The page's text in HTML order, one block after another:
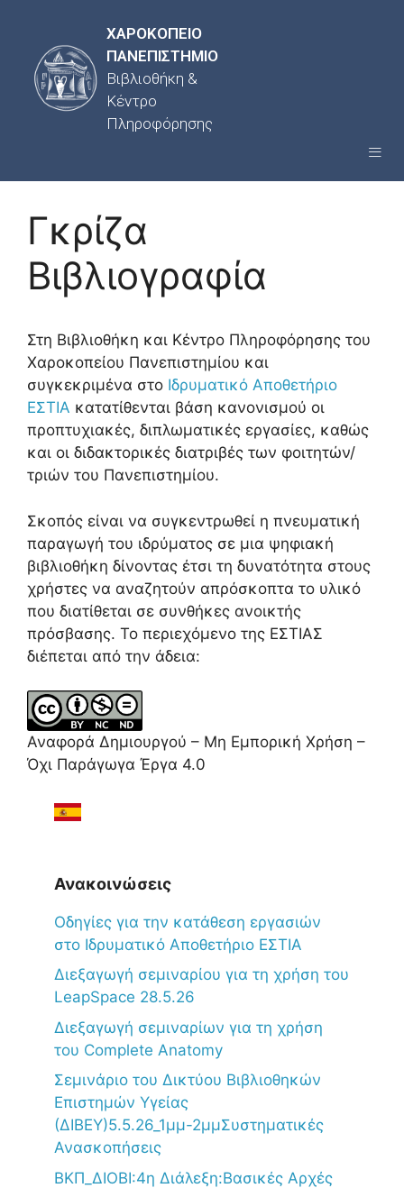
ΧΑΡΟΚΟΠΕΙΟ
ΠΑΝΕΠΙΣΤΗΜΙΟ
Βιβλιοθήκη &
Κέντρο
Πληροφόρησης
Γκρίζα
Βιβλιογραφία
Στη Βιβλιοθήκη και Κέντρο Πληροφόρησης του
Χαροκοπείου Πανεπιστημίου και
συγκεκριμένα στο Ιδρυματικό Αποθετήριο
ΕΣΤΙΑ κατατίθενται βάση κανονισμού οι
προπτυχιακές, διπλωματικές εργασίες, καθώς
και οι διδακτορικές διατριβές των φοιτητών/
τριών του Πανεπιστημίου.
Σκοπός είναι να συγκεντρωθεί η πνευματική
παραγωγή του ιδρύματος σε μια ψηφιακή
βιβλιοθήκη δίνοντας έτσι τη δυνατότητα στους
χρήστες να αναζητούν απρόσκοπτα το υλικό
που διατίθεται σε συνθήκες ανοικτής
πρόσβασης. Το περιεχόμενο της ΕΣΤΙΑΣ
διέπεται από την άδεια:
Αναφορά Δημιουργού – Μη Εμπορική Χρήση –
Όχι Παράγωγα Έργα 4.0
Ανακοινώσεις
Oδηγίες για την κατάθεση εργασιών
στο Ιδρυματικό Αποθετήριο ΕΣΤΙΑ
Διεξαγωγή σεμιναρίου για τη χρήση του
LeapSpace 28.5.26
Διεξαγωγή σεμιναρίων για τη χρήση
του Complete Anatomy
Σεμινάριο του Δικτύου Βιβλιοθηκών
Επιστημών Υγείας
(ΔΙΒΕΥ)5.5.26_1μμ-2μμΣυστηματικές
Ανασκοπήσεις
ΒΚΠ_ΔΙΟΒΙ:4η Διάλεξη:Βασικές Αρχές